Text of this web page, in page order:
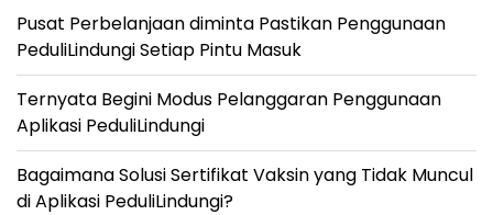
Pusat Perbelanjaan diminta Pastikan Penggunaan
PeduliLindungi Setiap Pintu Masuk
Ternyata Begini Modus Pelanggaran Penggunaan
Aplikasi PeduliLindungi
Bagaimana Solusi Sertifikat Vaksin yang Tidak Muncul
di Aplikasi PeduliLindungi?